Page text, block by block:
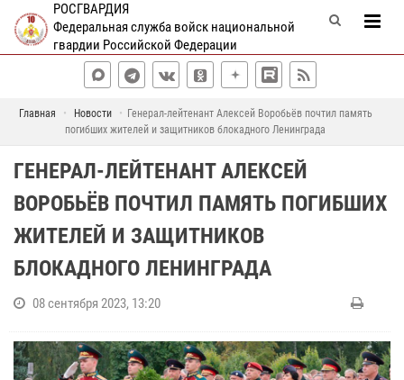
РОСГВАРДИЯ
Федеральная служба войск национальной
гвардии Российской Федерации
Главная Новости
Генерал-лейтенант Алексей Воробьёв почтил память
погибших жителей и защитников блокадного Ленинграда
ГЕНЕРАЛ-ЛЕЙТЕНАНТ АЛЕКСЕЙ
ВОРОБЬЁВ ПОЧТИЛ ПАМЯТЬ ПОГИБШИХ
ЖИТЕЛЕЙ И ЗАЩИТНИКОВ
БЛОКАДНОГО ЛЕНИНГРАДА
08 сентября 2023, 13:20